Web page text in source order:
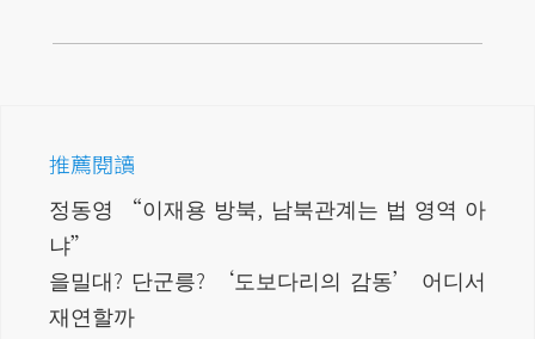
推薦閱讀
정동영 “이재용 방북, 남북관계는 법 영역 아
냐”
을밀대? 단군릉? ‘도보다리의 감동’ 어디서
재연할까